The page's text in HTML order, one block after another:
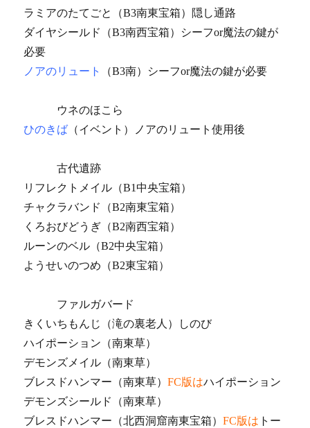
ラミアのたてごと（B3南東宝箱）隠し通路
ダイヤシールド（B3南西宝箱）シーフor魔法の鍵が
必要
ノアのリュート
（B3南）シーフor魔法の鍵が必要
ウネのほこら
ひのきば （イベント）ノアのリュート使用後
古代遺跡
リフレクトメイル（B1中央宝箱）
チャクラバンド（B2南東宝箱）
くろおびどうぎ（B2南西宝箱）
ルーンのベル（B2中央宝箱）
ようせいのつめ（B2東宝箱）
ファルガバード
きくいちもんじ（滝の裏老人）しのび
ハイポーション（南東草）
デモンズメイル（南東草）
ブレスドハンマー（南東草）FC版はハイポーション
デモンズシールド（南東草）
ブレスドハンマー（北西洞窟南東宝箱）FC版は トー